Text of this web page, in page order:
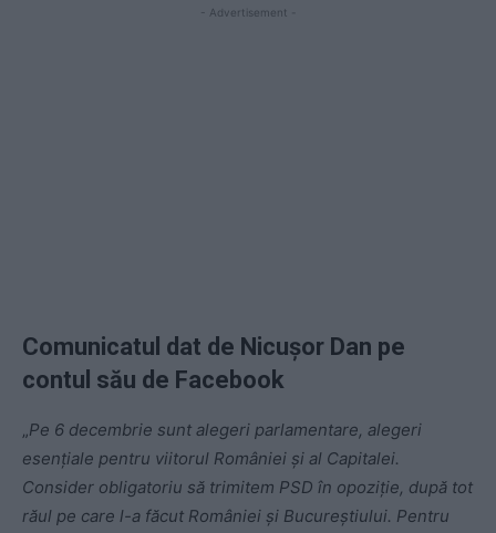
- Advertisement -
Comunicatul dat de Nicușor Dan pe
contul său de Facebook
„Pe 6 decembrie sunt alegeri parlamentare, alegeri
esențiale pentru viitorul României și al Capitalei.
Consider obligatoriu să trimitem PSD în opoziție, după tot
răul pe care l-a făcut României și Bucureștiului. Pentru